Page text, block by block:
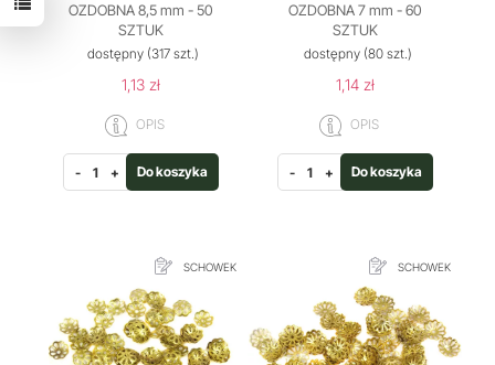
OZDOBNA 8,5 mm - 50
SZTUK
dostępny (317 szt.)
1,13 zł
OPIS
- + Do koszyka
OZDOBNA 7 mm - 60
SZTUK
dostępny(80 szt.)
1,14 zł
OPIS
- + Do koszyka
SCHOWEK SCHOWEK